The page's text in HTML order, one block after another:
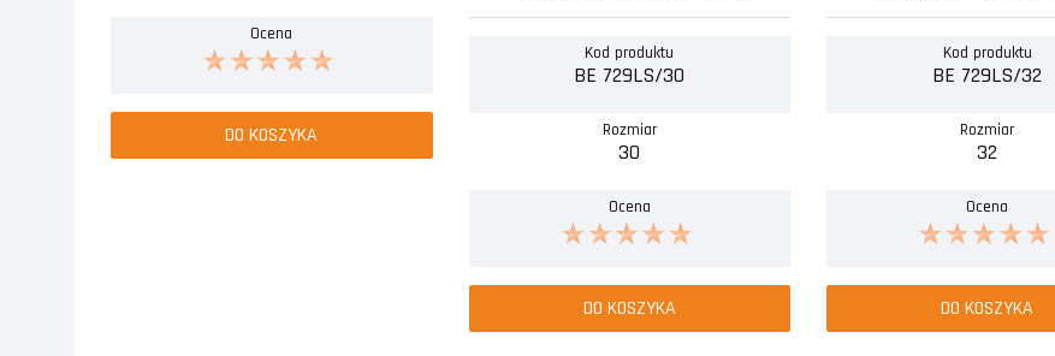
Ocena
DO KOSZYKA
Kod produktu
BE 729LS/30
Rozmiar
30
Ocena
DO KOSZYKA
Kod produktu
BE 729LS/32
Rozmiar
32
Ocena
DO KOSZYKA